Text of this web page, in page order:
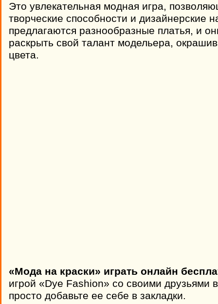
Это увлекательная модная игра,
творческие способности и дизайнерские
предлагаются разнообразные платья, и
раскрыть свой талант модельера,
цвета.
«Мода на краски» играть онлайн
игрой «Dye Fashion» со своими друзьями
просто добавьте ее себе в закладки.